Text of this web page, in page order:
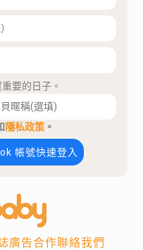
要的日子。
隱私政策 。
帳號快速登入
廣告合作聯絡我們